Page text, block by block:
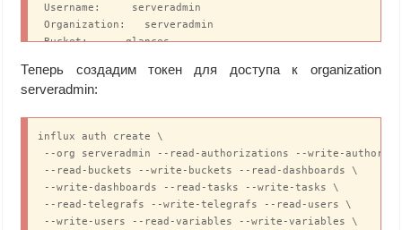
Username:     serveradmin
Organization:   serveradmin
Bucket:      glances
Yes
User Organization Bucket
Теперь создадим токен для доступа к оrganization
serveradmin:
influx auth create \
--org serveradmin --read-authorizations --write-
--read-buckets --write-buckets --read-dashboards \
--write-dashboards --read-tasks --write-tasks \
--read-telegrafs --write-telegrafs --read-users \
--write-users --read-variables --write-variables \